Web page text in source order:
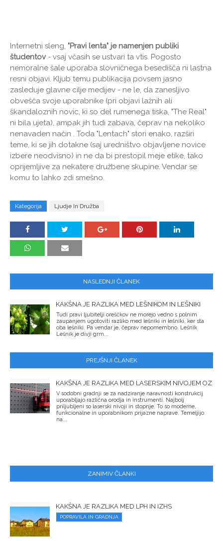
Internetni sleng, "Pravi lenta" je namenjen publiki
študentov- vsaj včasih se ustvari ta vtis. Pogosto
nemoralne šale uporaba slovničnega besedišča ni lastna
resni objavi. Kljub temu publikacija povsem jasno
zasleduje glavne cilje medijev - ne le, da zanesljivo
obvešča svoje uporabnike (pri objavi lažnih ali
škandaloznih novic, ki so del rumenega tiska, "The Real"
ni bila ujeta), ampak jih tudi zabava, čeprav na nekoliko
nenavaden način . Toda "Lentach" stori enako, razširi
teme, ki se jih dotakne (saj uredništvo objavljene novice
izbere neodvisno) in ne da bi prestopil meje etike, tako
oprijemljive za nekatere družbene skupine. Vendar se
komu to lahko zdi smešno.
Kategorija Ljudje In Družba
NASLEDNJI ČLANEK
KAKŠNA JE RAZLIKA MED LEŠNIKOM IN LEŠNIKI
Tudi pravi ljubitelji oreščkov ne morejo vedno s polnim
zaupanjem ugotoviti razliko med lešniki in lešniki, ker sta
oba lešniki. Pa vendar je, čeprav nepomembno. Lešnik
Lešnik je divji grm...
PREJŠNJI ČLANEK
KAKŠNA JE RAZLIKA MED LASERSKIM NIVOJEM OZ
V sodobni gradnji se za nadziranje naravnosti konstrukcij
uporabljajo različna orodja in instrumenti. Najbolj
priljubljeni so laserski nivoji in stopnje. To so moderne,
funkcionalne in uporabnikom prijazne naprave. Temeljijo
na...
ZANIMIV ČLANKI
KAKŠNA JE RAZLIKA MED LPH IN IZHS
POPRAVILA IN GRADNJA